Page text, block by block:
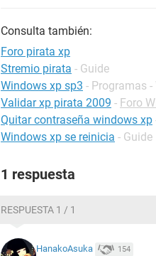
Consulta también:
Foro pirata xp
Stremio pirata - Guide
Windows xp sp3 - Programas
Validar xp pirata 2009 - Foro
Quitar contraseña windows xp
Windows xp se reinicia - Guide
1 respuesta
RESPUESTA 1 / 1
HanakoAsuka 154